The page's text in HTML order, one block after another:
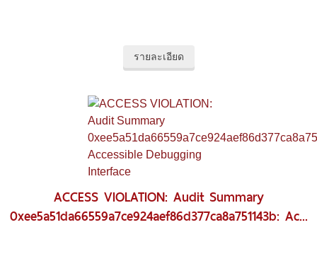
รายละเอียด
ACCESS VIOLATION: Audit Summary
0xee5a51da66559a7ce924aef86d377ca8a751143b: Ac...